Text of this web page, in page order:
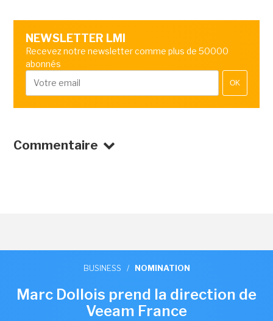
NEWSLETTER LMI
Recevez notre newsletter comme plus de 50000
abonnés
OK
Commentaire
BUSINESS / NOMINATION
Marc Dollois prend la direction de
Veeam France